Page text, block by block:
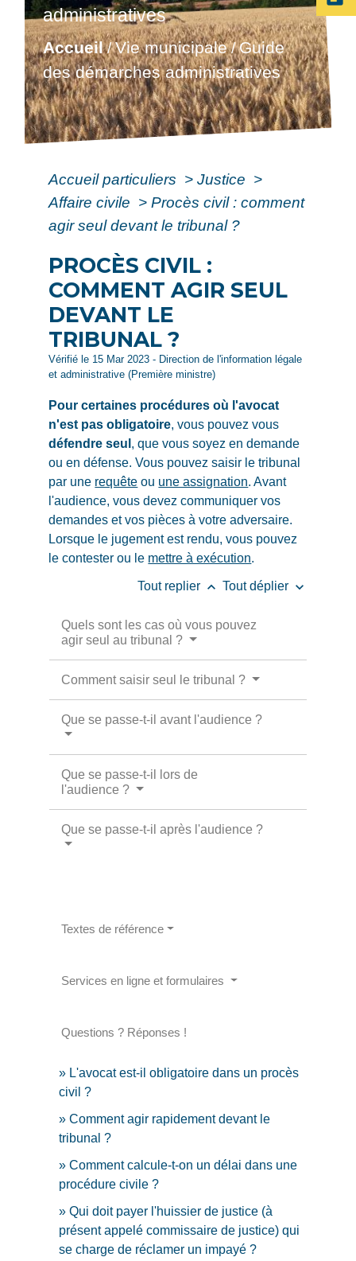
administratives
Accueil/Vie municipale/Guide
des démarches administratives
Accueil particuliers > Justice >
Affaire civile > Procès civil : comment
agir seul devant le tribunal ?
PROCÈS CIVIL :
COMMENT AGIR SEUL
DEVANT LE
TRIBUNAL ?
Vérifié le 15 Mar 2023 - Direction de l'information légale
et administrative (Première ministre)
Pour certaines procédures où l'avocat
n'est pas obligatoire, vous pouvez vous
défendre seul , que vous soyez en demande
ou en défense. Vous pouvez saisir le tribunal
par une requête ou une assignation. Avant
l'audience, vous devez communiquer vos
demandes et vos pièces à votre adversaire.
Lorsque le jugement est rendu, vous pouvez
le contester ou le mettre à exécution.
Tout replier keyboard_arrow_up Tout déplier keyboard_arrow_down
Quels sont les cas où vous pouvez
agir seul au tribunal ?
Comment saisir seul le tribunal ?
Que se passe-t-il avant l'audience ?
Que se passe-t-il lors de
l'audience ?
Que se passe-t-il après l'audience ?
Textes de référence
Services en ligne et formulaires
Questions ? Réponses !
L'avocat est-il obligatoire dans un procès
civil ?
Comment agir rapidement devant le
tribunal ?
Comment calcule-t-on un délai dans une
procédure civile ?
Qui doit payer l'huissier de justice (à
présent appelé commissaire de justice) qui
se charge de réclamer un impayé ?